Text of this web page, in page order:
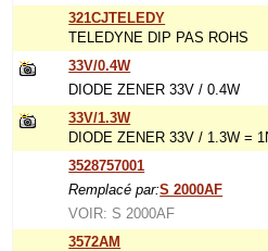
321CJTELEDY
TELEDYNE DIP PAS ROHS
33V/0.4W
DIODE ZENER 33V / 0.4W
33V/1.3W
DIODE ZENER 33V / 1.3W =
3528757001
Remplacé par:S 2000AF
VOIR: S 2000AF
3572AM